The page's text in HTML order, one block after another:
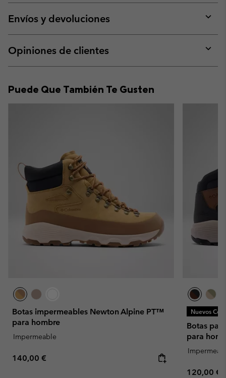
or
Envíos y devoluciones
or
Opiniones de clientes
or
Puede Que También Te Gusten
Botas impermeables Newton Alpine PT™
para hombre
Impermeable
Regular price:
140,00 €
Nuevos
Botas
para
Regular
120,00 €